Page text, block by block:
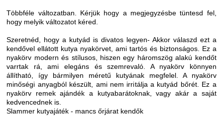
Többféle változatban. Kérjük hogy a megjegyzésbe tüntesd fel,
hogy melyik változatot kéred.
Szeretnéd, hogy a kutyád is divatos legyen- Akkor válaszd ezt a
kendővel ellátott kutya nyakörvet, ami tartós és biztonságos. Ez a
nyakörv modern és stílusos, hiszen egy háromszög alakú kendőt
varrtak rá, ami elegáns és szemrevaló. A nyakörv könnyen
állítható, így bármilyen méretű kutyának megfelel. A nyakörv
minőségi anyagból készült, ami nem irritálja a kutyád bőrét. Ez a
nyakörv remek ajándék a kutyabarátoknak, vagy akár a saját
kedvencednek is.
Slammer kutyajáték - mancs őrjárat kendők